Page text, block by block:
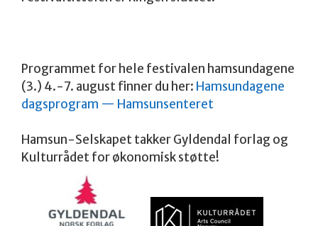
Programmet for hele festivalen hamsundagene
(3.) 4.-7. august finner du her: Hamsundagene
dagsprogram — Hamsunsenteret
Hamsun-Selskapet takker Gyldendal forlag og
Kulturrådet for økonomisk støtte!